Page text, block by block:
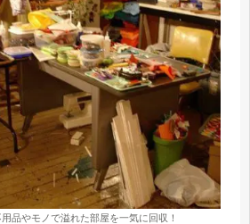
品やモノで溢れた部屋を一気に回収！